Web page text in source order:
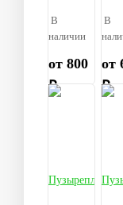
В
наличии
от 800
₽
В
от
₽